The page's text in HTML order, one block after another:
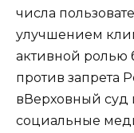
числа
улучшением
активной ролью
против запрета
вВерховный
социальные